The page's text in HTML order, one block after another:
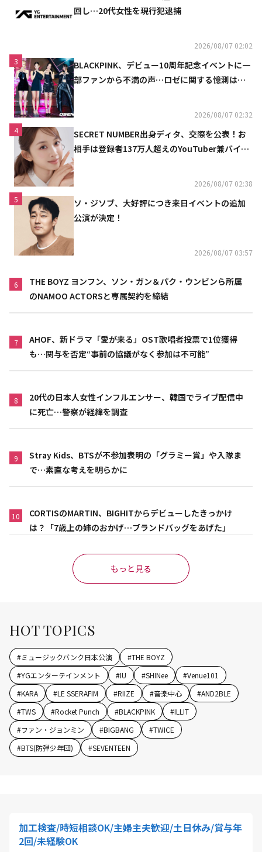
回し…20代女性を現行犯逮捕
2026/08/07 02:02
3
BLACKPINK、デビュー10周年記念イベントに一
部ファンから不満の声…ロゼに関する憶測は否
2026/08/07 02:32
4
SECRET NUMBER出身ディタ、交際を公表！お
相手は登録者137万人超えのYouTuber兼バイオ
2026/08/07 02:38
5
ソ・ジソブ、大好評につき来日イベントの追加
公演が決定！
2026/08/07 03:57
6
THE BOYZ ヨンフン、ソン・ガン＆パク・ウンビンら所属
のNAMOO ACTORSと専属契約を締結
7
AHOF、新ドラマ「愛が来る」OST歌唱者投票で1位獲得
も…関与を否定“事前の協議がなく参加は不可能”
8
20代の日本人女性インフルエンサー、韓国でライブ配信中
に死亡…警察が経緯を調査
9
Stray Kids、BTSが不参加表明の「グラミー賞」や入隊ま
で…素直な考えを明らかに
10
CORTISのMARTIN、BIGHITからデビューしたきっかけ
は？「7歳上の姉のおかげ…ブランドバッグをあげた」
もっと見る
HOT TOPICS
#ミュージックバンク日本公演 #THE BOYZ
#YGエンターテインメント #IU #SHINee #Venue101
#KARA #LE SSERAFIM #RIIZE #音楽中心 #AND2BLE
#TWS #Rocket Punch #BLACKPINK #ILLIT
#ファン・ジョンミン #BIGBANG #TWICE
#BTS(防弾少年団) #SEVENTEEN
加工検査/時短相談OK/主婦主夫歓迎/土日休み/賞与年
2回/未経験OK